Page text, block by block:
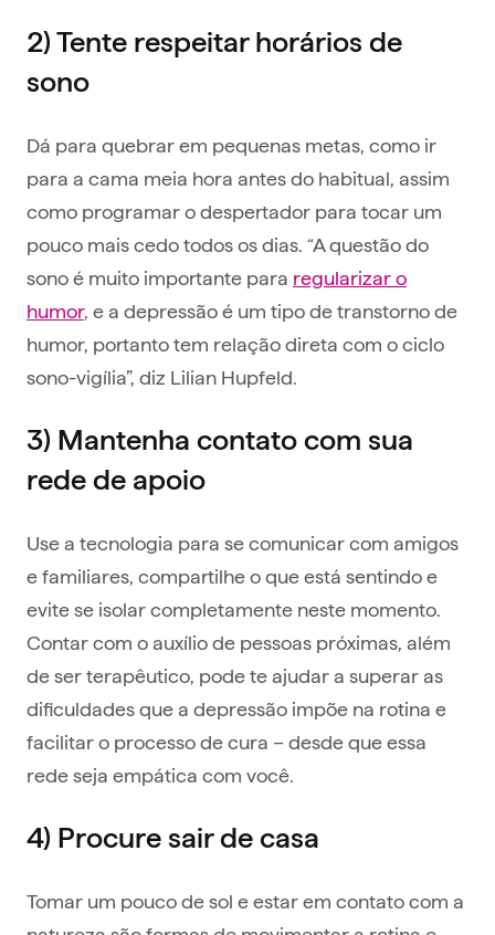
2) Tente respeitar horários de
sono
Dá para quebrar em pequenas metas, como ir
para a cama meia hora antes do habitual, assim
como programar o despertador para tocar um
pouco mais cedo todos os dias. “A questão do
sono é muito importante para regularizar o
humor, e a depressão é um tipo de transtorno de
humor, portanto tem relação direta com o ciclo
sono-vigília”, diz Lilian Hupfeld.
3) Mantenha contato com sua
rede de apoio
Use a tecnologia para se comunicar com amigos
e familiares, compartilhe o que está sentindo e
evite se isolar completamente neste momento.
Contar com o auxílio de pessoas próximas, além
de ser terapêutico, pode te ajudar a superar as
dificuldades que a depressão impõe na rotina e
facilitar o processo de cura – desde que essa
rede seja empática com você.
4) Procure sair de casa
Tomar um pouco de sol e estar em contato com a